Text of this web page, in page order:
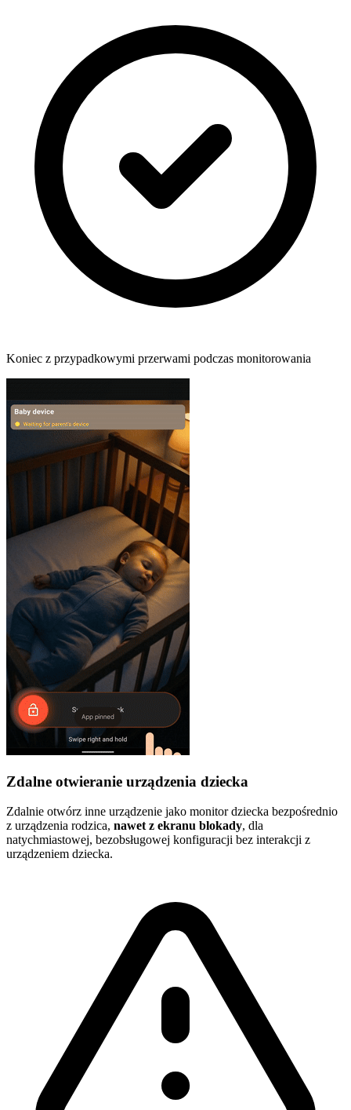
Koniec z przypadkowymi przerwami podczas monitorowania
Zdalne otwieranie urządzenia dziecka
Zdalnie otwórz inne urządzenie jako monitor dziecka bezpośrednio
z urządzenia rodzica, nawet z ekranu blokady, dla
natychmiastowej, bezobsługowej konfiguracji bez interakcji z
urządzeniem dziecka.